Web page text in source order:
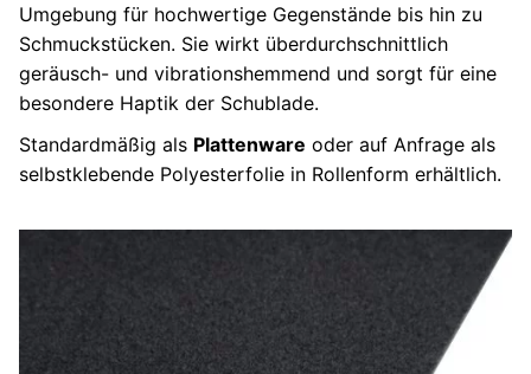
Umgebung für hochwertige Gegenstände bis hin zu
Schmuckstücken. Sie wirkt überdurchschnittlich
geräusch- und vibrationshemmend und sorgt für eine
besondere Haptik der Schublade.
Standardmäßig als Plattenware oder auf Anfrage als
selbstklebende Polyesterfolie in Rollenform erhältlich.